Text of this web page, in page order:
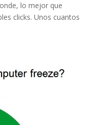
lo mejor que
clicks. Unos cuantos